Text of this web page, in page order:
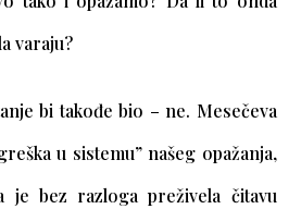
varaju?
bi takođe bio – ne. Mesečeva
u sistemu” našeg opažanja,
je bez razloga preživela čitavu